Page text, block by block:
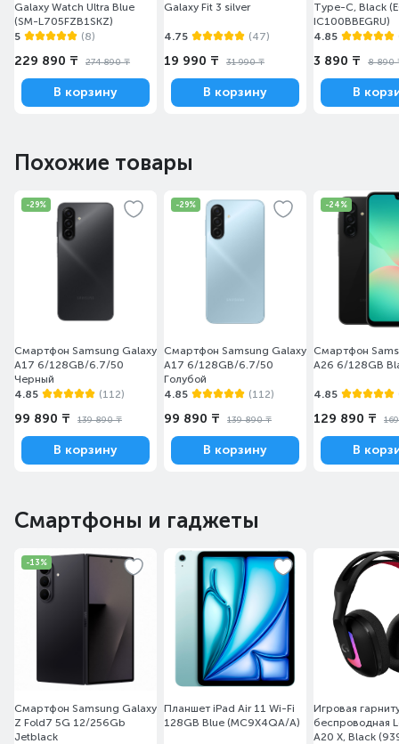
Galaxy Watch Ultra Blue
(SM-L705FZB1SKZ)
5
(8)
229 890 ₸ 274 890 ₸
В корзину
Galaxy Fit 3 silver
4.75 (47)
19 990 ₸ 31 990 ₸
В корзину
Type-C, Black
IC100BBEGRU)
4.85
3 890 ₸ 8 890
В
Похожие товары
-29%
Смартфон Samsung Galaxy
A17 6/128GB/6.7/50
Черный
4.85
(112)
99 890 ₸ 139 890 ₸
В корзину
-29%
Смартфон Samsung Galaxy
A17 6/128GB/6.7/50
Голубой
4.85
(112)
99 890 ₸ 139 890 ₸
В корзину
-24%
Смартфон
A26 6/128GB
4.85
129 890 ₸
В
Смартфоны и гаджеты
-13%
Смартфон Samsung Galaxy
Z Fold7 5G 12/256Gb
Jetblack
Планшет iPad Air 11 Wi-Fi
128GB Blue (MC9X4QA/A)
Игровая
беспроводная
A20 X, Black